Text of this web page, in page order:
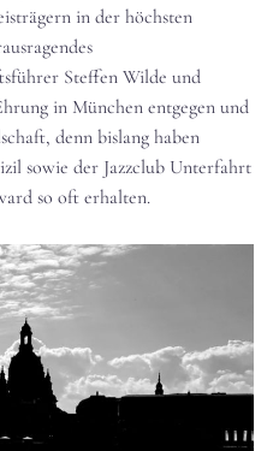
in der höchsten
Steffen Wilde und
in München entgegen und
denn bislang haben
sowie der Jazzclub Unterfahrt
so oft erhalten.